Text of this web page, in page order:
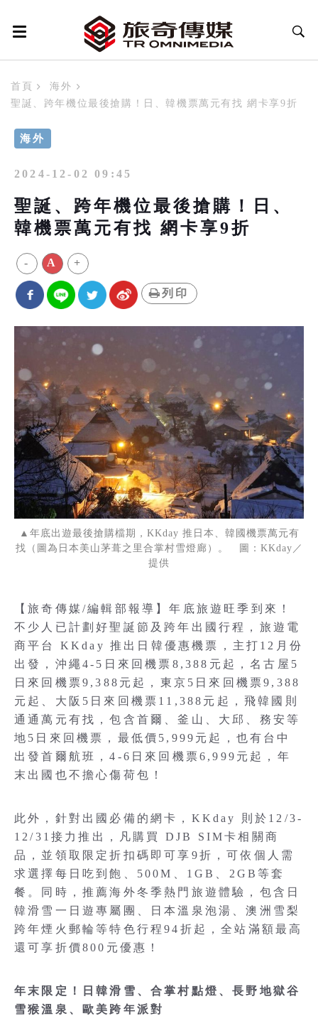
首頁
海外
聖誕、跨年機位最後搶購！日、韓機票萬元有找 網卡享9折
海外
2024-12-02 09:45
聖誕、跨年機位最後搶購！日、
韓機票萬元有找 網卡享9折
- A +
列印
▲年底出遊最後搶購檔期，KKday 推日本、韓國機票萬元有
找（圖為日本美山茅葺之里合掌村雪燈廊）。 圖：KKday／
提供
【旅奇傳媒/編輯部報導】年底旅遊旺季到來！
不少人已計劃好聖誕節及跨年出國行程，旅遊電
商平台 KKday 推出日韓優惠機票，主打12月份
出發，沖繩4-5日來回機票8,388元起，名古屋5
日來回機票9,388元起，東京5日來回機票9,388
元起、大阪5日來回機票11,388元起，飛韓國則
通通萬元有找，包含首爾、釜山、大邱、務安等
地5日來回機票，最低價5,999元起，也有台中
出發首爾航班，4-6日來回機票6,999元起，年
末出國也不擔心傷荷包！
此外，針對出國必備的網卡，KKday 則於12/3-
12/31接力推出，凡購買 DJB SIM卡相關商
品，並領取限定折扣碼即可享9折，可依個人需
求選擇每日吃到飽、500M、1GB、2GB等套
餐。同時，推薦海外冬季熱門旅遊體驗，包含日
韓滑雪一日遊專屬團、日本溫泉泡湯、澳洲雪梨
跨年煙火郵輪等特色行程94折起，全站滿額最高
還可享折價800元優惠！
年末限定！日韓滑雪、合掌村點燈、長野地獄谷
雪猴溫泉、歐美跨年派對